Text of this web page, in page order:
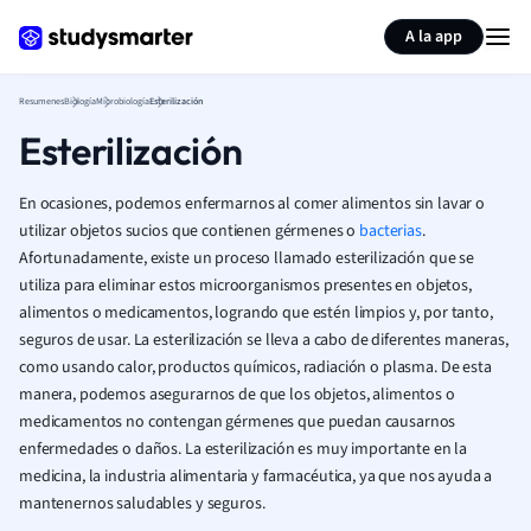
A la app
ResumenesBiologíaMicrobiologíaEsterilización
Esterilización
En ocasiones, podemos enfermarnos al comer alimentos sin lavar o
utilizar objetos sucios que contienen gérmenes o bacterias.
Afortunadamente, existe un proceso llamado esterilización que se
utiliza para eliminar estos microorganismos presentes en objetos,
alimentos o medicamentos, logrando que estén limpios y, por tanto,
seguros de usar. La esterilización se lleva a cabo de diferentes maneras,
como usando calor, productos químicos, radiación o plasma. De esta
manera, podemos asegurarnos de que los objetos, alimentos o
medicamentos no contengan gérmenes que puedan causarnos
enfermedades o daños. La esterilización es muy importante en la
medicina, la industria alimentaria y farmacéutica, ya que nos ayuda a
mantenernos saludables y seguros.
Resumir página